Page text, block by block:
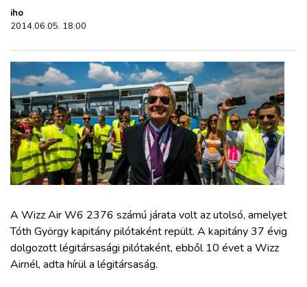
REPÜLÉS
KÖZLEKEDÉSFEJLESZTÉS
ELLÁTÁSI LÁNC
ZÖLDÚT
HAJÓZÁS
BLOG
ARCHÍVUM
iho
2014.06.05. 18:00
A Wizz Air W6 2376 számú járata volt az utolsó, amelyet
Tóth György kapitány pilótaként repült. A kapitány 37 évig
dolgozott légitársasági pilótaként, ebből 10 évet a Wizz
Airnél, adta hírül a légitársaság.